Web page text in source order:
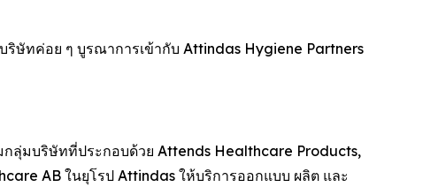
ริษัทค่อย ๆ บูรณาการเข้ากับ Attindas Hygiene Partners
กลุ่มบริษัทที่ประกอบด้วย Attends Healthcare Products,
AB ในยุโรป Attindas ให้บริการออกแบบ ผลิต และ